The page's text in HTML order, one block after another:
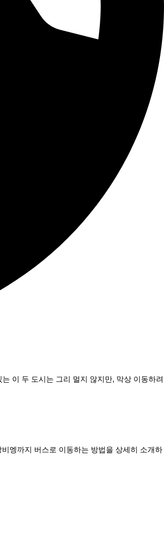
이 두 도시는 그리 멀지 않지만, 막상 이동하려
엥까지 버스로 이동하는 방법을 상세히 소개하